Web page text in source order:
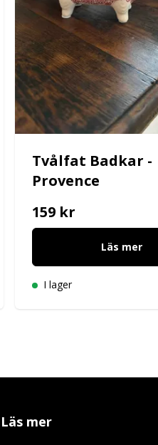
Tvålfat Badkar -
Provence
159 kr
Läs mer
I lager
Läs mer